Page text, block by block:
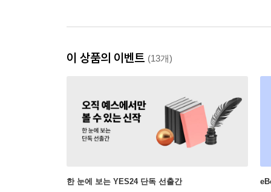
이 상품의 이벤트 (13개)
한 눈에 보는 YES24 단독 선출간